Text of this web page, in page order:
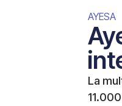
AYESA
La